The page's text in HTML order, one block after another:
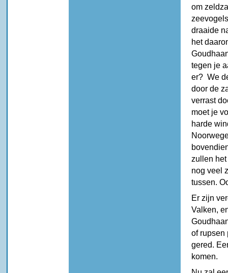
om
draaide
het
tegen je
er? We
door de
verrast
moet je
harde
zullen
nog veel
tussen.
Er zijn
Valken,
of rupsen
gered.
komen.